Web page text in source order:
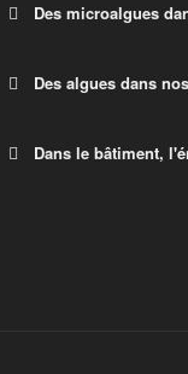
Des microalgues
Des algues dans
Dans le bâtiment,